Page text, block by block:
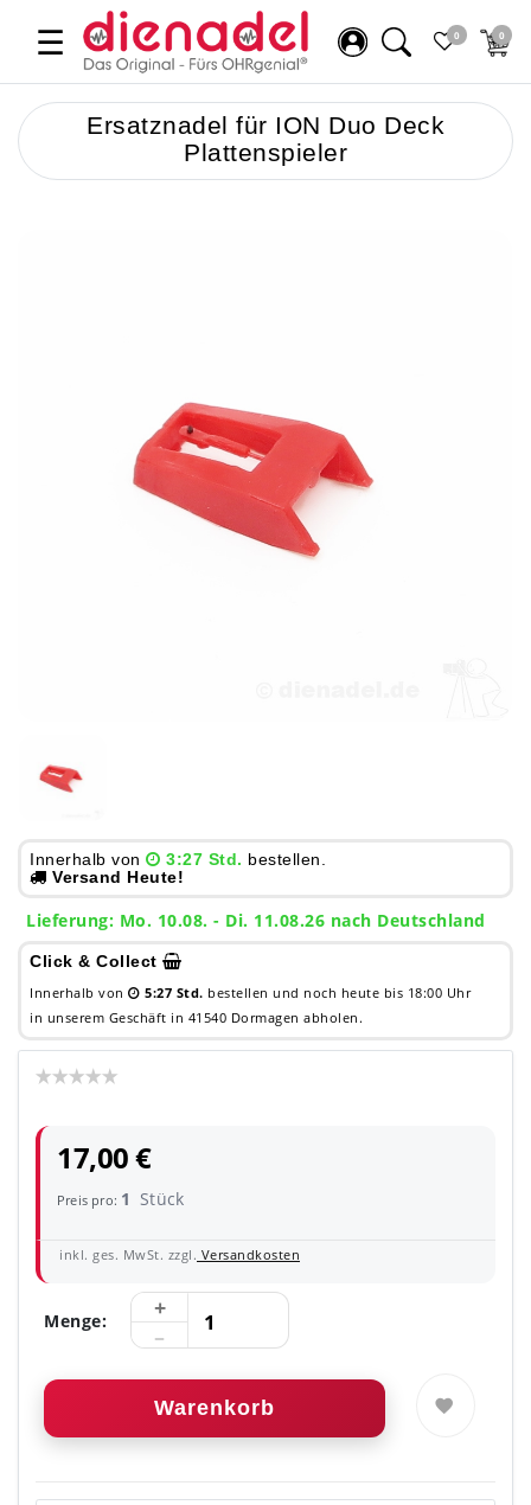
☰ 0 0
Ersatznadel für ION Duo Deck
Plattenspieler
Innerhalb von 3:27 Std. bestellen.
Versand Heute!
Lieferung: Mo. 10.08. - Di. 11.08.26 nach Deutschland
Click & Collect
Innerhalb von 5:27 Std. bestellen und noch heute bis 18:00 Uhr
in unserem Geschäft in 41540 Dormagen abholen.
17,00 €
Preis pro: 1 Stück
inkl. ges. MwSt. zzgl. Versandkosten
Menge:
Warenkorb